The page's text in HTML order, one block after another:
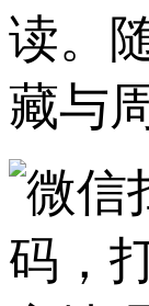
读。
藏与